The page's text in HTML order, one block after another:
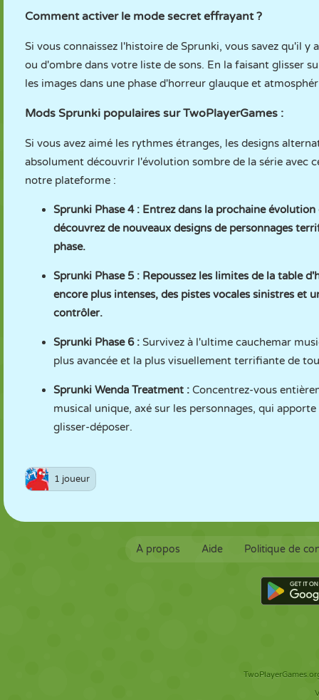
Comment activer le mode secret effrayant ?
Si vous connaissez l'histoire de Sprunki, vous savez qu'il
ou d'ombre dans votre liste de sons. En la faisant glisser
les images dans une phase d'horreur glauque et
Mods Sprunki populaires sur TwoPlayerGames :
Si vous avez aimé les rythmes étranges, les designs
absolument découvrir l'évolution sombre de la série avec
notre plateforme :
Sprunki Phase 4: Entrez dans la prochaine évolution
découvrez de nouveaux designs de personnages
phase.
Sprunki Phase 5: Repoussez les limites de la table
encore plus intenses, des pistes vocales sinistres
contrôler.
Sprunki Phase 6 : Survivez à l'ultime cauchemar
plus avancée et la plus visuellement terrifiante de
Sprunki Wenda Treatment : Concentrez-vous
musical unique, axé sur les personnages, qui
glisser-déposer.
1 joueur
À propos Aide Politique de